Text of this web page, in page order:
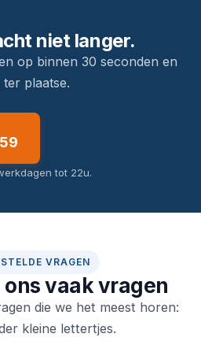
niet langer.
op binnen 30 seconden en
plaatse.
tot 22u.
VRAGEN
vaak vragen
die we het meest horen:
kleine lettertjes.